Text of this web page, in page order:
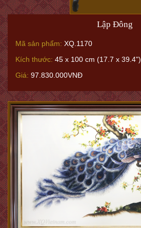
Lập Đông
Mã sản phẩm: XQ.1170
Kích thước: 45 x 100 cm (17.7 x 39.4")
Giá: 97.830.000VNĐ